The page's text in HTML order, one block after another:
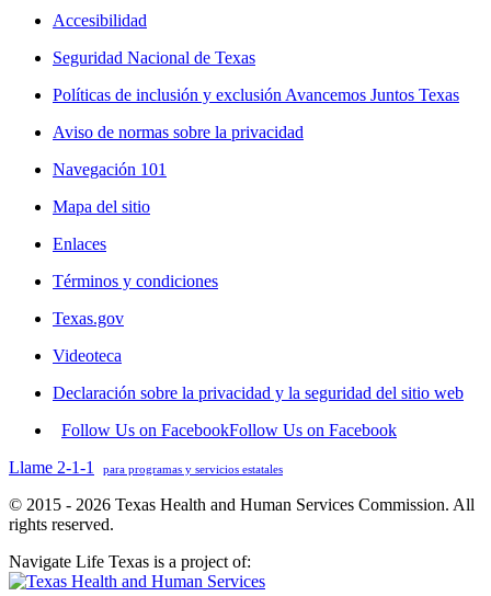
Accesibilidad
Seguridad Nacional de Texas
Políticas de inclusión y exclusión Avancemos Juntos Texas
Aviso de normas sobre la privacidad
Navegación 101
Mapa del sitio
Enlaces
Términos y condiciones
Texas.gov
Videoteca
Declaración sobre la privacidad y la seguridad del sitio web
Follow Us on FacebookFollow Us on Facebook
Llame 2-1-1
para programas y servicios estatales
© 2015 - 2026 Texas Health and Human Services Commission. All
rights reserved.
Navigate Life Texas is a project of: